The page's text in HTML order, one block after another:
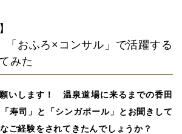
「おふろ×コンサル」で活躍する
みた
いします！ 温泉道場に来るまでの香田
寿司」と「シンガポール」とお聞きして
ご経験をされてきたんでしょうか？